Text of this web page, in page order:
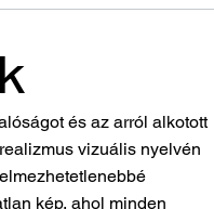
és az arról alkotott
vizuális nyelvén
kép, ahol minden